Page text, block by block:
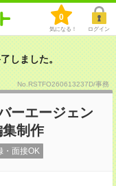
0
気になる！ ログイン
しました。
No.RSTFO260613237D/事務
ーエージェン
集制作
・面接OK